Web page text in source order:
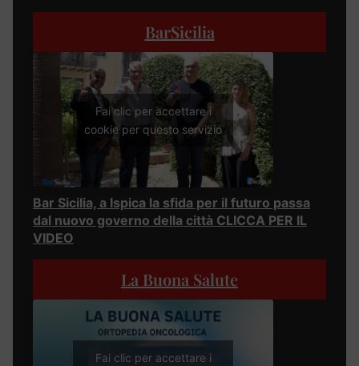
BarSicilia
Fai clic per accettare i
cookie per questo servizio
Bar Sicilia, a Ispica la sfida per il futuro passa
dal nuovo governo della città CLICCA PER IL
VIDEO
La Buona Salute
Fai clic per accettare i